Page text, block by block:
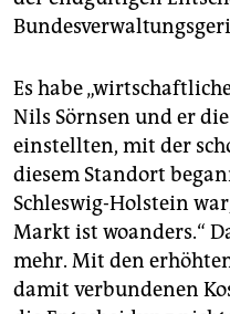
Es habe
Nils Sörnsen und er
einstellten, mit der
diesem Standort
Schleswig-Holstein
Markt ist woanders.“
mehr. Mit den
damit verbundenen